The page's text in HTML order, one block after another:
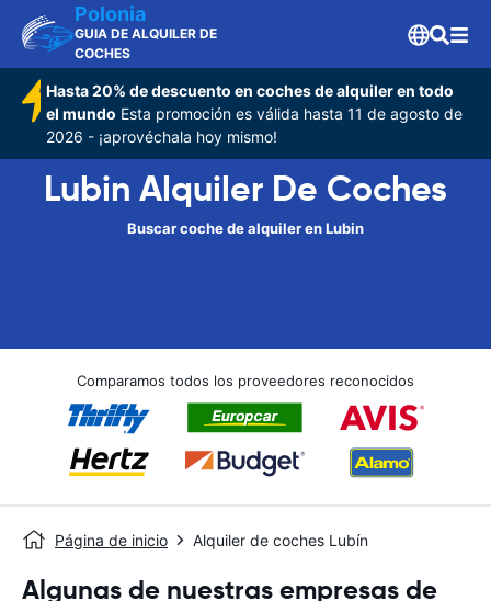
Polonia
GUIA DE ALQUILER DE
COCHES
Hasta 20% de descuento en coches de alquiler en todo
el mundo Esta promoción es válida hasta 11 de agosto de
2026 - ¡aprovéchala hoy mismo!
Lubin Alquiler De Coches
Buscar coche de alquiler en Lubin
Comparamos todos los proveedores reconocidos
Página de inicio Alquiler de coches Lubín
Algunas de nuestras empresas de